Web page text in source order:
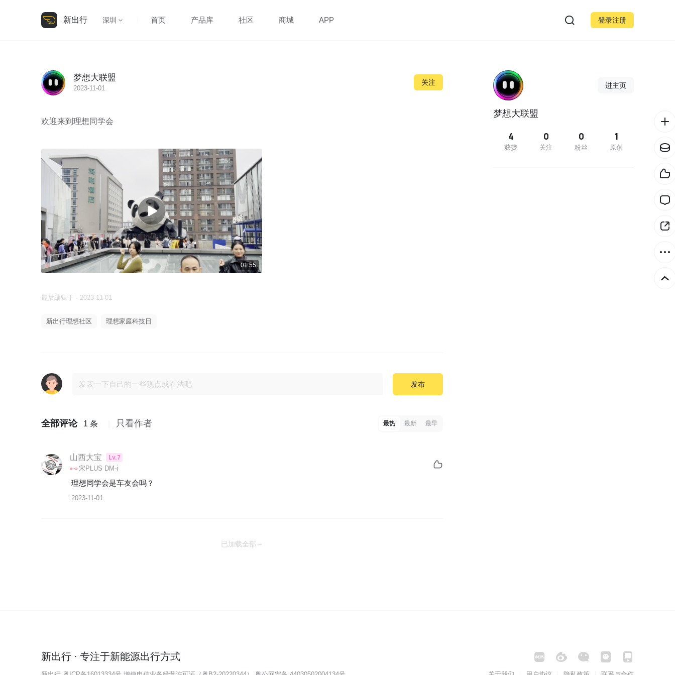
新出行 深圳 首页 产品库 社区 商城 APP 登录注册
梦想大联盟
2023-11-01
关注
欢迎来到理想同学会
01:55
最后编辑于 · 2023-11-01
新出行理想社区 理想家庭科技日
发布
全部评论 1 条 只看作者 最热 最新 最早
山西大宝 Lv.7
宋PLUS DM-i
理想同学会是车友会吗？
2023-11-01
已加载全部～
进主页
梦想大联盟
4
获赞
0
关注
0
粉丝
1
原创
新出行 · 专注于新能源出行方式